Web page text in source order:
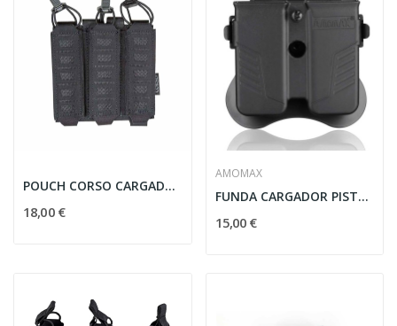
POUCH CORSO CARGADOR MP5/MP7 TRIPLE DAGGER...
18,00 €
AMOMAX
FUNDA CARGADOR PISTOLA RIGIDA AMOMAX UNIVERSAL...
15,00 €